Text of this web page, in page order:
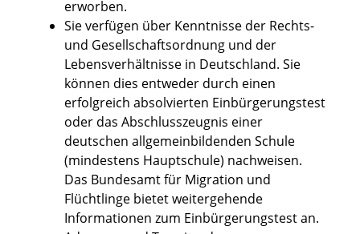
erworben.
Sie verfügen über Kenntnisse der Rechts-
und Gesellschaftsordnung und der
Lebensverhältnisse in Deutschland. Sie
können dies entweder durch einen
erfolgreich absolvierten Einbürgerungstest
oder das Abschlusszeugnis einer
deutschen allgemeinbildenden Schule
(mindestens Hauptschule) nachweisen.
Das Bundesamt für Migration und
Flüchtlinge bietet weitergehende
Informationen zum Einbürgerungstest an.